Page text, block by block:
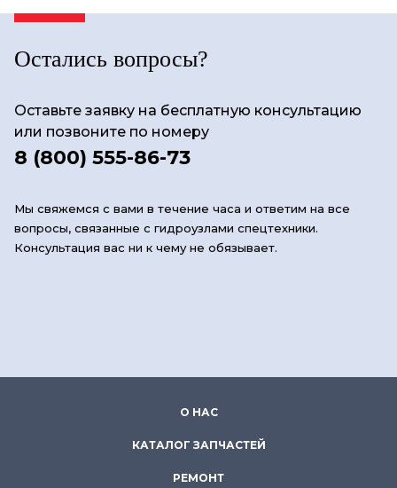
Остались вопросы?
Оставьте заявку на бесплатную консультацию
или позвоните по номеру
8 (800) 555-86-73
Мы свяжемся с вами в течение часа и ответим на все
вопросы, связанные с гидроузлами спецтехники.
Консультация вас ни к чему не обязывает.
О НАС
КАТАЛОГ ЗАПЧАСТЕЙ
РЕМОНТ